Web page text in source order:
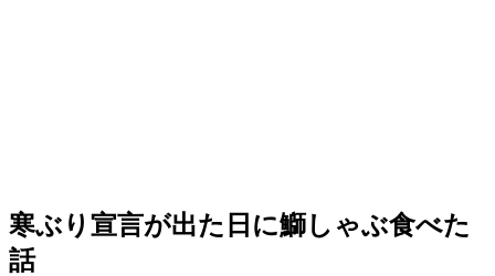
寒ぶり宣言が出た日に鰤しゃぶ食べた
話